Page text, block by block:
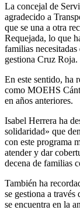
La concejal de
agradecido a
que se una a otra
Requejada, lo que
familias
gestiona Cruz Roja.
En este sentido, ha
como MOEHS
en años anteriores.
Isabel Herrera ha
solidaridad» que
con este programa
atender y dar
decena de familias
También ha
se gestiona a
se encuentra en la